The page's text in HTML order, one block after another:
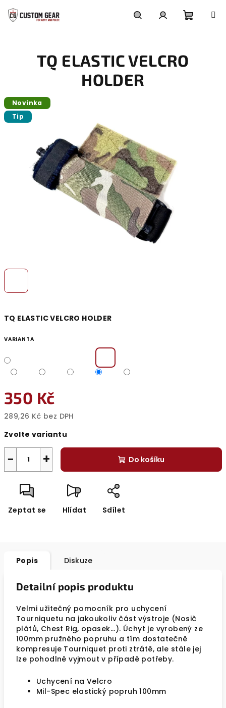
na
obsah
košík
TQ ELASTIC VELCRO HOLDER
VARIANTA
350 Kč
289,26 Kč bez DPH
cena:
Zvolte variantu
+
− Do košíku
Zeptat se Hlídat Sdílet
TQ ELASTIC VELCRO
HOLDER
Novinka
Tip
Popis Diskuze
Detailní popis produktu
Velmi užitečný pomocník pro uchycení
Tourniquetu na jakoukoliv část výstroje (Nosič
plátů, Chest Rig, opasek...). Úchyt je vyrobený ze
100mm pružného popruhu a tím dostatečně
kompresuje Tourniquet proti ztrátě, ale stále jej
lze pohodlně vyjmout v případě potřeby.
Uchycení na Velcro
Mil-Spec elastický popruh 100mm